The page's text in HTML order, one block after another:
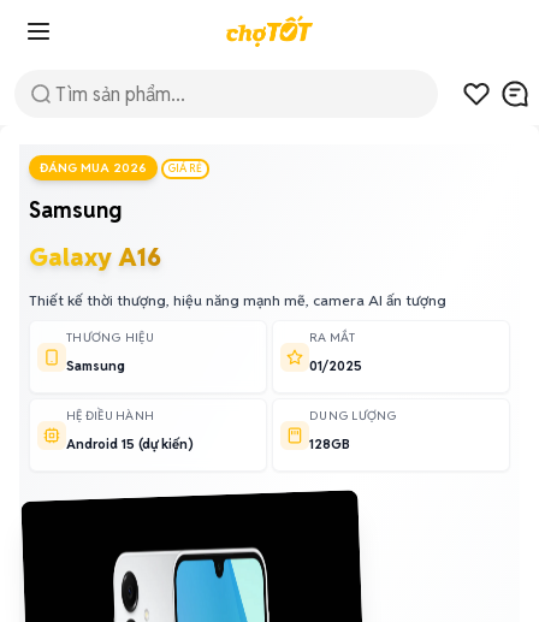
ĐÁNG MUA 2026 GIÁ RẺ
Samsung
Galaxy A16
Thiết kế thời thượng, hiệu năng mạnh mẽ, camera AI ấn tượng
THƯƠNG HIỆU
Samsung
RA MẮT
01/2025
HỆ ĐIỀU HÀNH
Android 15 (dự kiến)
DUNG LƯỢNG
128GB